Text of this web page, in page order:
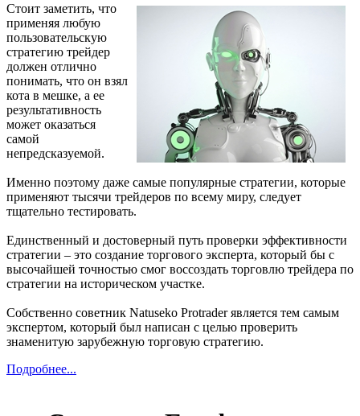
Стоит заметить, что
применяя любую
пользовательскую
стратегию трейдер
должен отлично
понимать, что он взял
кота в мешке, а ее
результативность
может оказаться
самой
непредсказуемой.
Именно поэтому даже самые популярные стратегии, которые
применяют тысячи трейдеров по всему миру, следует
тщательно тестировать.
Единственный и достоверный путь проверки эффективности
стратегии – это создание торгового эксперта, который бы с
высочайшей точностью смог воссоздать торговлю трейдера по
стратегии на историческом участке.
Собственно советник Natuseko Protrader является тем самым
экспертом, который был написан с целью проверить
знаменитую зарубежную торговую стратегию.
Подробнее...